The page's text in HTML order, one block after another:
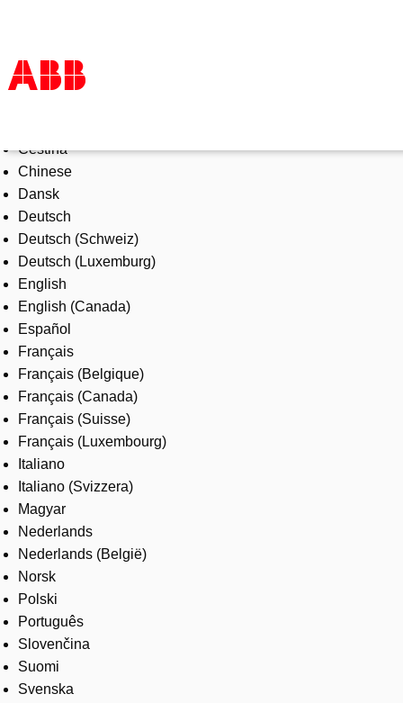
Products & Solutions
Industries
Services
About us
Where to buy
Contact us
Careers
Čeština
Chinese
Dansk
Deutsch
Deutsch (Schweiz)
Deutsch (Luxemburg)
English
English (Canada)
Español
Français
Français (Belgique)
Français (Canada)
Français (Suisse)
Français (Luxembourg)
Italiano
Italiano (Svizzera)
Magyar
Nederlands
Nederlands (België)
Norsk
Polski
Português
Slovenčina
Suomi
Svenska